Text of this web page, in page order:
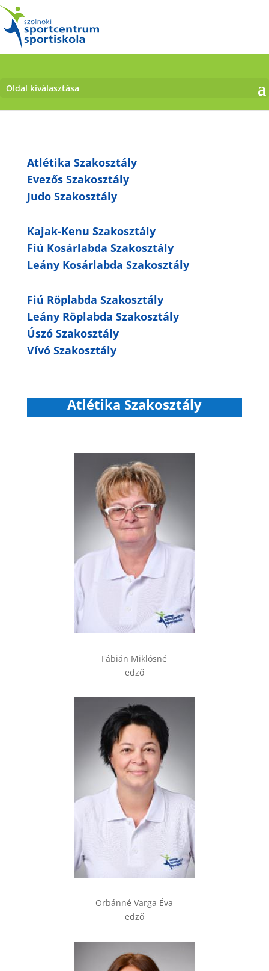
Oldal kiválasztása
Atlétika Szakosztály
Evezős Szakosztály
Judo Szakosztály
Kajak-Kenu Szakosztály
Fiú Kosárlabda Szakosztály
Leány Kosárlabda Szakosztály
Fiú Röplabda Szakosztály
Leány Röplabda Szakosztály
Úszó Szakosztály
Vívó Szakosztály
Atlétika Szakosztály
Fábián Miklósné
edző
Orbánné Varga Éva
edző